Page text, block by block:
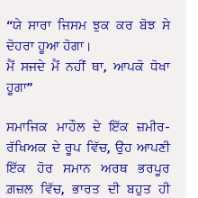
“ਯੇ ਸਾਰਾ ਜਿਸਮ ਝੁਕ ਕਰ ਬੋਝ ਸੇ
ਦੋਹਰਾ ਹੂਆ ਹੋਗਾ।
ਮੈਂ ਸਜਦੇ ਮੈਂ ਨਹੀਂ ਥਾ, ਆਪਕੋ ਧੋਖਾ
ਹੂਗਾ”
ਸਮਾਜਿਕ ਮਾਹੌਲ ਦੇ ਇੱਕ ਜ਼ਮੀਰ-
ਰੱਖਿਅਕ ਦੇ ਰੂਪ ਵਿੱਚ, ਉਹ ਆਪਣੀ
ਇੱਕ ਹੋਰ ਸਮਾਨ ਅਰਥ ਭਰਪੂਰ
ਗ਼ਜ਼ਲ ਵਿੱਚ, ਭਾਰਤ ਦੀ ਬਹੁਤ ਹੀ